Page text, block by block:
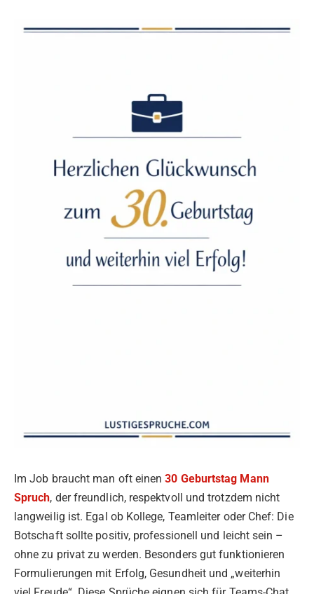
Im Job braucht man oft einen30 Geburtstag Mann
Spruch, der freundlich, respektvoll und trotzdem nicht
langweilig ist. Egal ob Kollege, Teamleiter oder Chef: Die
Botschaft sollte positiv, professionell und leicht sein –
ohne zu privat zu werden. Besonders gut funktionieren
Formulierungen mit Erfolg, Gesundheit und „weiterhin